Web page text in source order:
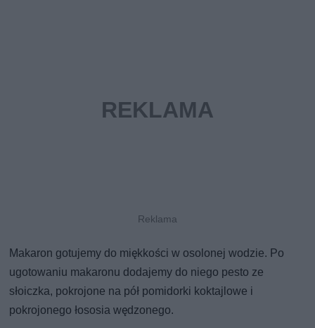
Makaron gotujemy do miękkości w osolonej wodzie. Po
ugotowaniu makaronu dodajemy do niego pesto ze
słoiczka, pokrojone na pół pomidorki koktajlowe i
pokrojonego łososia wędzonego.